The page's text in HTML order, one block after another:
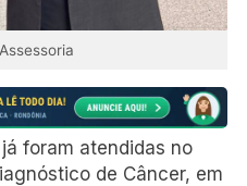
foram atendidas no
de Câncer, em